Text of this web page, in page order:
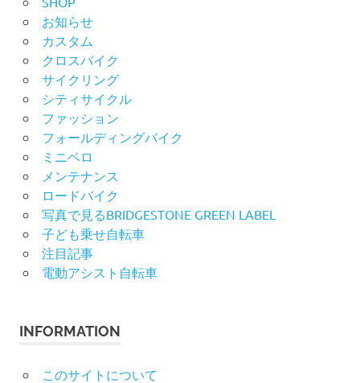
お知らせ
カスタム
クロスバイク
サイクリング
シティサイクル
ファッション
フォールディングバイク
ミニベロ
メンテナンス
ロードバイク
写真で見るBRIDGESTONE GREEN LABEL
子ども乗せ自転車
注目記事
電動アシスト自転車
INFORMATION
このサイトについて